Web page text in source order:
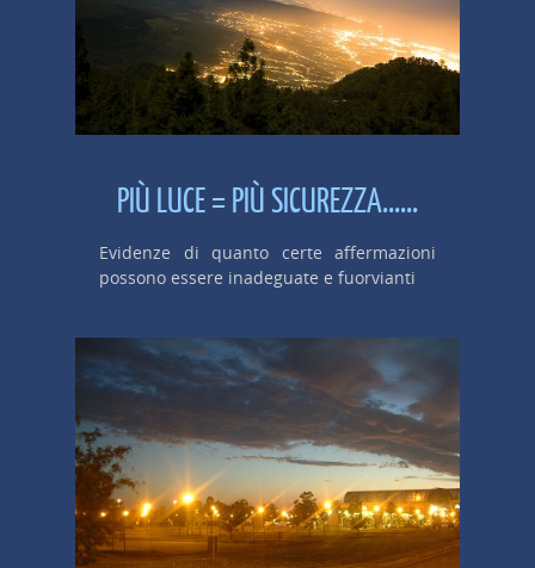
PIÙ LUCE = PIÙ SICUREZZA......
Evidenze di quanto certe affermazioni
possono essere inadeguate e fuorvianti